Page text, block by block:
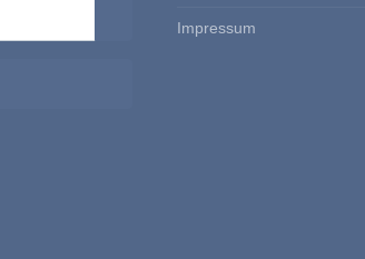
Passwort anzeigen
Impressum